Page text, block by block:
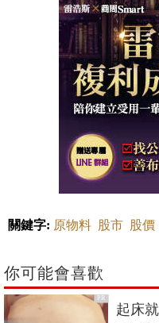
關鍵字: 原物料 股市 股價
你可能會喜歡
PR
起床